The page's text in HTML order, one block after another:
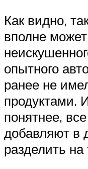
Как видно,
вполне
опытного
ранее не
продуктами.
понятнее,
добавляют в
разделить